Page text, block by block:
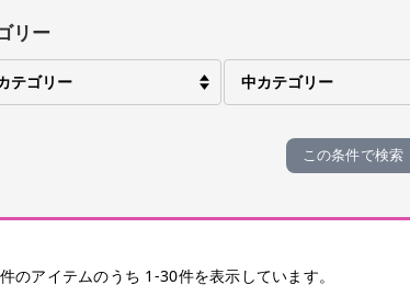
リー
この条件で検索
件のアイテムのうち 1 -30件を表示しています。